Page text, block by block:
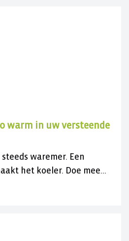
warm in uw versteende
waremer. Een
het koeler. Doe mee